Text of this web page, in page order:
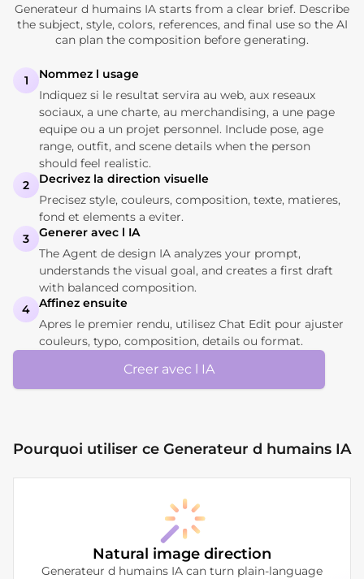
Generateur d humains IA starts from a clear brief. Describe
the subject, style, colors, references, and final use so the AI
can plan the composition before generating.
1
Nommez l usage
Indiquez si le resultat servira au web, aux reseaux
sociaux, a une charte, au merchandising, a une page
equipe ou a un projet personnel. Include pose, age
range, outfit, and scene details when the person
should feel realistic.
2
Decrivez la direction visuelle
Precisez style, couleurs, composition, texte, matieres,
fond et elements a eviter.
3
Generer avec l IA
The Agent de design IA analyzes your prompt,
understands the visual goal, and creates a first draft
with balanced composition.
4
Affinez ensuite
Apres le premier rendu, utilisez Chat Edit pour ajuster
couleurs, typo, composition, details ou format.
Creer avec l IA
Pourquoi utiliser ce Generateur d humains IA
Natural image direction
Generateur d humains IA can turn plain-language